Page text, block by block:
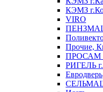
КЭМЗ
VIRO
ПЕНЗМАШ
Прочие,
ПРОСАМ
РИГЕЛЬ
Евродверь